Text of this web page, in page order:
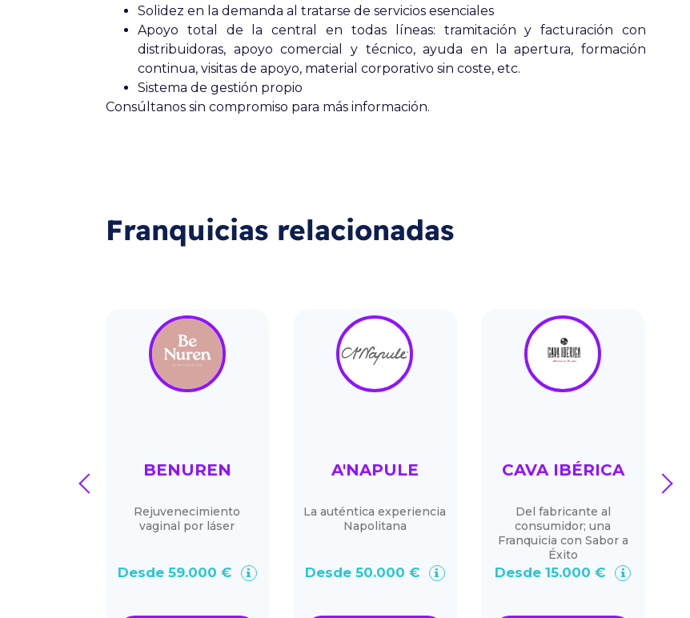
Solidez en la demanda al tratarse de servicios esenciales
Apoyo total de la central en todas líneas: tramitación y facturación con
distribuidoras, apoyo comercial y técnico, ayuda en la apertura, formación
continua, visitas de apoyo, material corporativo sin coste, etc.
Sistema de gestión propio
Consúltanos sin compromiso para más información.
Franquicias relacionadas
BENUREN
Rejuvenecimiento
vaginal por láser
Desde 59.000 €
A'NAPULE
La auténtica experiencia
Napolitana
Desde 50.000 €
CAVA IBÉRICA
Del fabricante al
consumidor; una
Franquicia con Sabor a
Éxito
Desde 15.000 €
prev next